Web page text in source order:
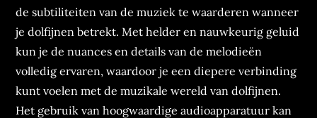
de subtiliteiten van de muziek te waarderen wanneer
je dolfijnen betrekt. Met helder en nauwkeurig geluid
kun je de nuances en details van de melodieën
volledig ervaren, waardoor je een diepere verbinding
kunt voelen met de muzikale wereld van dolfijnen.
Het gebruik van hoogwaardige audioapparatuur kan